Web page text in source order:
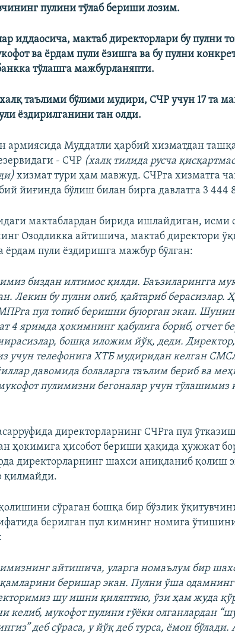
пулини тўлаб бериши лозим.
иддаосича, мактаб директорлари бу пулни
ва ёрдам пули ёзишга ва бу пулни
тўлашга мажбурланяпти.
таълими бўлими мудири, СЧР учун 17 та
ёздирилганини тан олди.
армиясида Муддатли ҳарбий хизматдан
- СЧР (халқ тилида русча
хизмат тури ҳам мавжуд. СЧРга хизматга
йиғинда бўлиш билан бирга давлатга 3
мактаблардан бирида ишлайдиган, исми
Озодликка айтишича, мактаб директори
ёрдам пули ёздиришга мажбур бўлган:
биздан илтимос қилди. Баъзиларингга
Лекин бу пулни олиб, қайтариб берасизлар.
пул топиб беришни буюрган экан.
4 яримда ҳокимнинг қабулига бориб, отчет
бошқа иложим йўқ, деди.
учун телефонига ХТБ мудиридан келган
давомида болаларга таълим бериб ва
пулимизни бегоналар учун тўлашимиз
директорларнинг СЧРга пул
ҳокимига ҳисобот бериши ҳақида ҳужжат
директорларнинг шахси аниқланиб қолиш
қилмайди.
сўраган бошқа бир бўзлик
берилган пул кимнинг номига
айтишича, уларга номаълум бир
беришар экан. Пулни ўша
шу ишни қиляптию, ўзи ҳам жуда
келиб, мукофот пулини гўёки олганлардан
деб сўраса, у йўқ деб турса, ёмон бўлади.